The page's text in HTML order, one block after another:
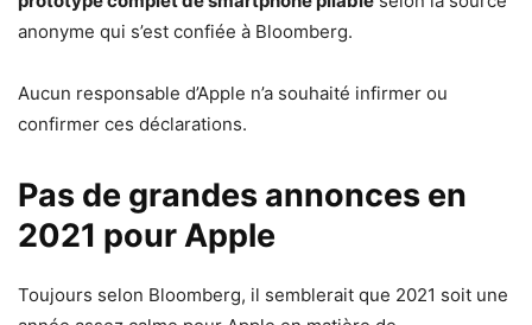
anonyme qui s’est confiée à Bloomberg.
Aucun responsable d’Apple n’a souhaité infirmer ou
confirmer ces déclarations.
Pas de grandes annonces en
2021 pour Apple
Toujours selon Bloomberg, il semblerait que 2021 soit une